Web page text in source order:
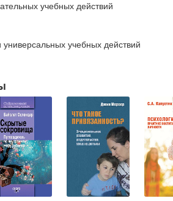
учебных действий
универсальных учебных действий